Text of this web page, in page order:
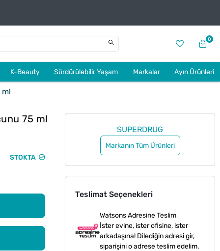
0
K-Beauty Sürdürülebilir Yaşam Markalar Ayın Ürünleri
ml
75 ml
STOKTA
SUPERDRUG
Markanın Tüm Ürünleri
Teslimat Seçenekleri
Watsons Adresine Teslim
İster evine, ister ofisine, ister
arkadaşına! Dilediğin adresi gir,
siparişini o adrese teslim edelim.